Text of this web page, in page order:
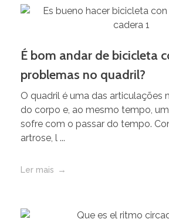
É bom andar de bicicleta
problemas no quadril?
O quadril é uma das articulações
do corpo e, ao mesmo tempo,
sofre com o passar do tempo.
artrose, l ...
Ler mais